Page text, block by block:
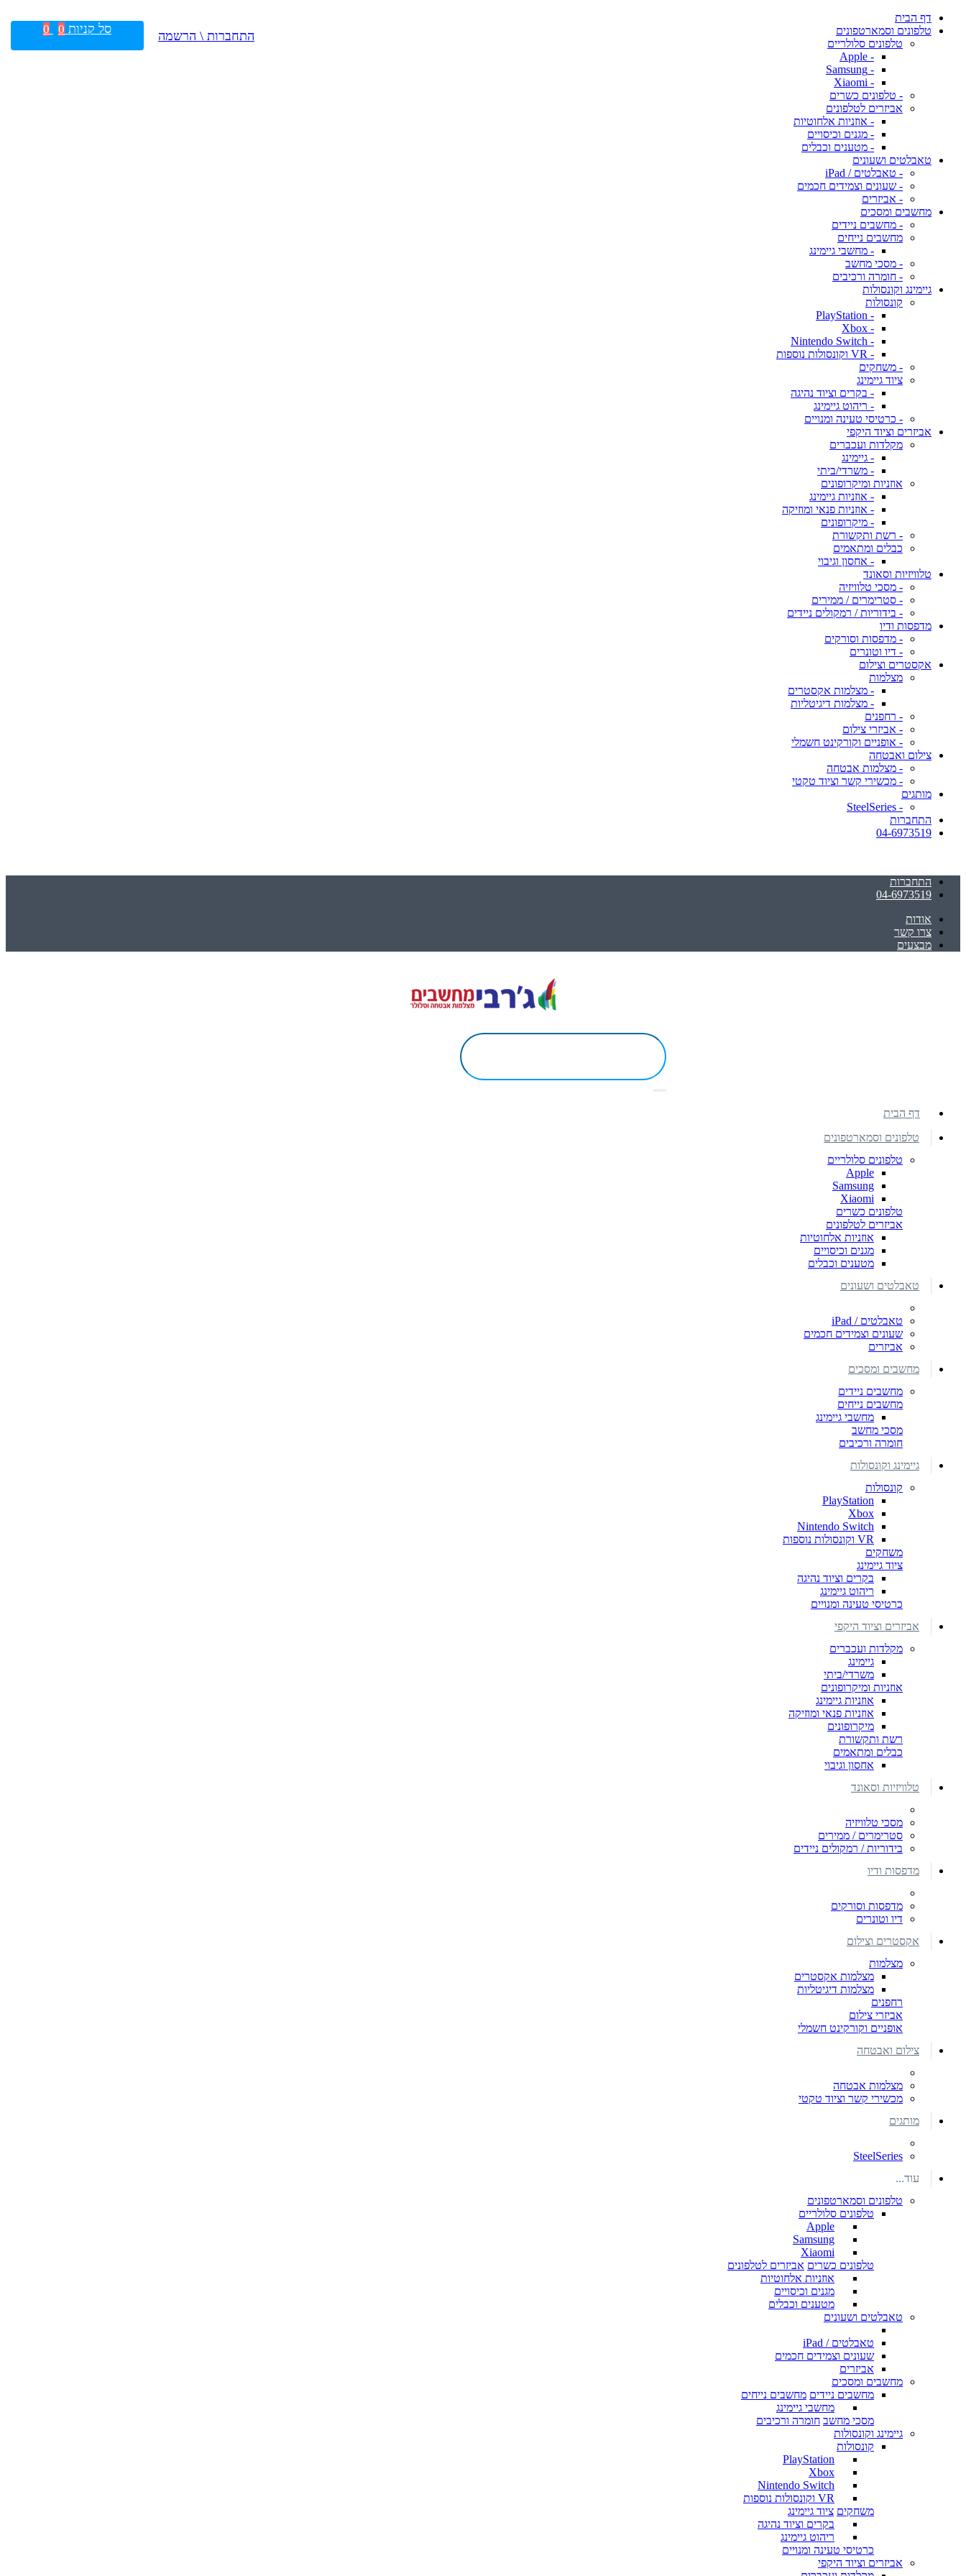
דף הבית
טלפונים וסמארטפונים
טלפונים סלולריים
- Apple
- Samsung
- Xiaomi
- טלפונים כשרים
אביזרים לטלפונים
- אוזניות אלחוטיות
- מגנים וכיסויים
- מטענים וכבלים
טאבלטים ושעונים
- טאבלטים / iPad
- שעונים וצמידים חכמים
- אביזרים
מחשבים ומסכים
- מחשבים ניידים
מחשבים נייחים
- מחשבי גיימינג
- מסכי מחשב
- חומרה ורכיבים
גיימינג וקונסולות
קונסולות
- PlayStation
- Xbox
- Nintendo Switch
- VR וקונסולות נוספות
- משחקים
ציוד גיימינג
- בקרים וציוד נהיגה
- ריהוט גיימינג
- כרטיסי טעינה ומנויים
אביזרים וציוד היקפי
מקלדות ועכברים
- גיימינג
- משרדי/ביתי
אוזניות ומיקרופונים
- אוזניות גיימינג
- אוזניות פנאי ומוזיקה
- מיקרופונים
- רשת ותקשורת
כבלים ומתאמים
- אחסון וגיבוי
טלוויזיות וסאונד
- מסכי טלוויזיה
- סטרימרים / ממירים
- בידוריות / רמקולים ניידים
מדפסות ודיו
- מדפסות וסורקים
- דיו וטונרים
אקסטרים וצילום
מצלמות
- מצלמות אקסטרים
- מצלמות דיגיטליות
- רחפנים
- אביזרי צילום
- אופניים וקורקינט חשמלי
צילום ואבטחה
- מצלמות אבטחה
- מכשירי קשר וציוד טקטי
מותגים
- SteelSeries
התחברות
04-6973519
התחברות
04-6973519
אודות
צרו קשר
מבצעים
התחברות \ הרשמה סל קניות 0
0
דף הבית
טלפונים וסמארטפונים
טלפונים סלולריים
Apple
Samsung
Xiaomi
טלפונים כשרים
אביזרים לטלפונים
אוזניות אלחוטיות
מגנים וכיסויים
מטענים וכבלים
טאבלטים ושעונים
טאבלטים / iPad
שעונים וצמידים חכמים
אביזרים
מחשבים ומסכים
מחשבים ניידים
מחשבים נייחים
מחשבי גיימינג
מסכי מחשב
חומרה ורכיבים
גיימינג וקונסולות
קונסולות
PlayStation
Xbox
Nintendo Switch
VR וקונסולות נוספות
משחקים
ציוד גיימינג
בקרים וציוד נהיגה
ריהוט גיימינג
כרטיסי טעינה ומנויים
אביזרים וציוד היקפי
מקלדות ועכברים
גיימינג
משרדי/ביתי
אוזניות ומיקרופונים
אוזניות גיימינג
אוזניות פנאי ומוזיקה
מיקרופונים
רשת ותקשורת
כבלים ומתאמים
אחסון וגיבוי
טלוויזיות וסאונד
מסכי טלוויזיה
סטרימרים / ממירים
בידוריות / רמקולים ניידים
מדפסות ודיו
מדפסות וסורקים
דיו וטונרים
אקסטרים וצילום
מצלמות
מצלמות אקסטרים
מצלמות דיגיטליות
רחפנים
אביזרי צילום
אופניים וקורקינט חשמלי
צילום ואבטחה
מצלמות אבטחה
מכשירי קשר וציוד טקטי
מותגים
SteelSeries
עוד...
טלפונים וסמארטפונים
טלפונים סלולריים
Apple
Samsung
Xiaomi
טלפונים כשרים אביזרים לטלפונים
אוזניות אלחוטיות
מגנים וכיסויים
מטענים וכבלים
טאבלטים ושעונים
טאבלטים / iPad
שעונים וצמידים חכמים
אביזרים
מחשבים ומסכים
מחשבים ניידים מחשבים נייחים
מחשבי גיימינג
מסכי מחשב חומרה ורכיבים
גיימינג וקונסולות
קונסולות
PlayStation
Xbox
Nintendo Switch
VR וקונסולות נוספות
משחקים ציוד גיימינג
בקרים וציוד נהיגה
ריהוט גיימינג
כרטיסי טעינה ומנויים
אביזרים וציוד היקפי